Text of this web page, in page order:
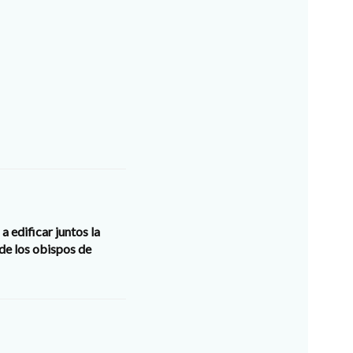
a edificar juntos la
los obispos de